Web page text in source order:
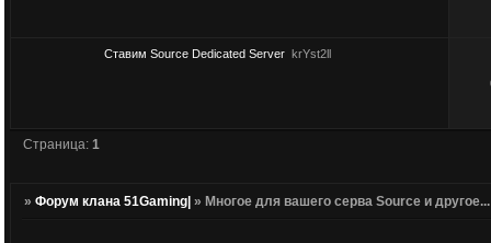
Ставим Source Dedicated Server krYst2ll
Страница: 1
»Форум клана 51Gaming| » Многое для вашего серва Source и другое...